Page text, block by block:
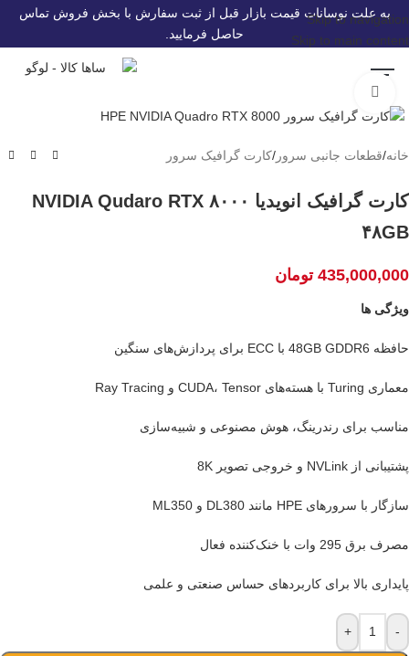
Skip to navigation
Skip to main content
به علت نوسانات قیمت بازار قبل از ثبت سفارش با بخش فروش تماس
حاصل فرمایید.
خانه/قطعات جانبی سرور /کارت گرافیک سرور
کارت گرافیک انویدیا NVIDIA Qudaro RTX ۸۰۰۰
۴۸GB
435,000,000 تومان
ویژگی ها
حافظه 48GB GDDR6 با ECC برای پردازش‌های سنگین
معماری Turing با هسته‌های CUDA، Tensor و Ray Tracing
مناسب برای رندرینگ، هوش مصنوعی و شبیه‌سازی
پشتیبانی از NVLink و خروجی تصویر 8K
سازگار با سرورهای HPE مانند DL380 و ML350
مصرف برق 295 وات با خنک‌کننده فعال
پایداری بالا برای کاربردهای حساس صنعتی و علمی
-
+